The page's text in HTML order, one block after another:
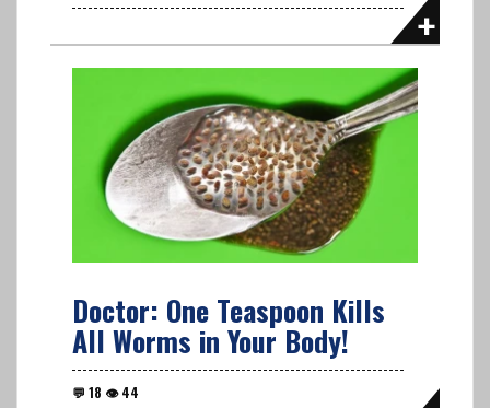
Doctor: One Teaspoon Kills
All Worms in Your Body!